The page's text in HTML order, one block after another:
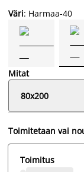
Väri: Harmaa-40
Mitat
80x200
Toimitetaan vai
Toimitus